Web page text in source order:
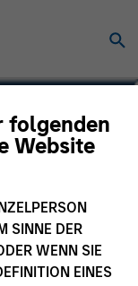
folgenden
Website
SINNE DER
WENN SIE
EINES